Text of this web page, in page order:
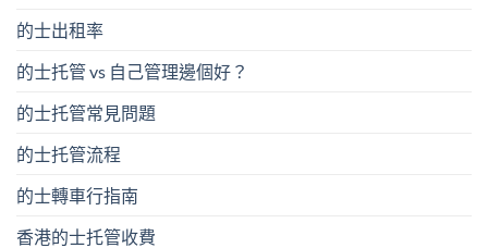
的士出租率
的士托管 vs 自己管理邊個好？
的士托管常見問題
的士托管流程
的士轉車行指南
香港的士托管收費